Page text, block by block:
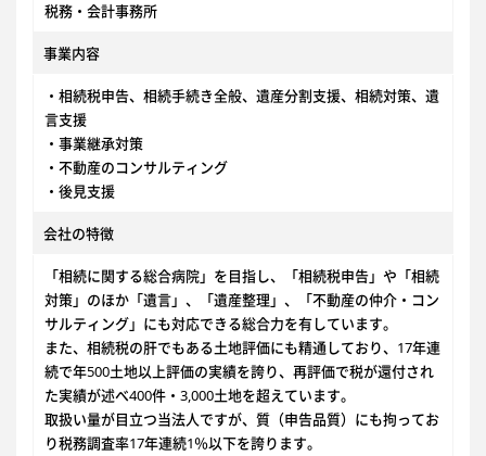
税務・会計事務所
事業内容
・相続税申告、相続手続き全般、遺産分割支援、相続対策、遺
言支援
・事業継承対策
・不動産のコンサルティング
・後見支援
会社の特徴
「相続に関する総合病院」を目指し、「相続税申告」や「相続
対策」のほか「遺言」、「遺産整理」、「不動産の仲介・コン
サルティング」にも対応できる総合力を有しています。
また、相続税の肝でもある土地評価にも精通しており、17年連
続で年500土地以上評価の実績を誇り、再評価で税が還付され
た実績が述べ400件・3,000土地を超えています。
取扱い量が目立つ当法人ですが、質（申告品質）にも拘ってお
り税務調査率17年連続1％以下を誇ります。